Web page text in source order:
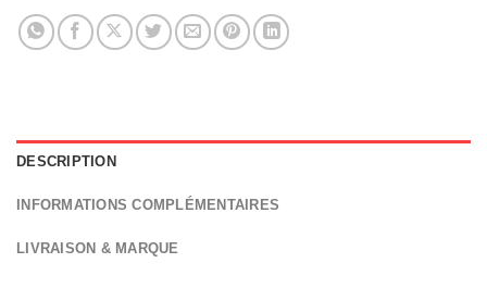
DESCRIPTION
INFORMATIONS COMPLÉMENTAIRES
LIVRAISON & MARQUE